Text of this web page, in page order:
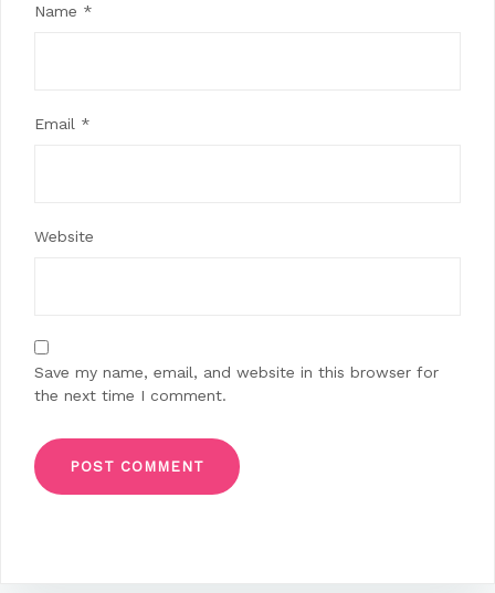
Name *
Email *
Website
Save my name, email, and website in this browser for
the next time I comment.